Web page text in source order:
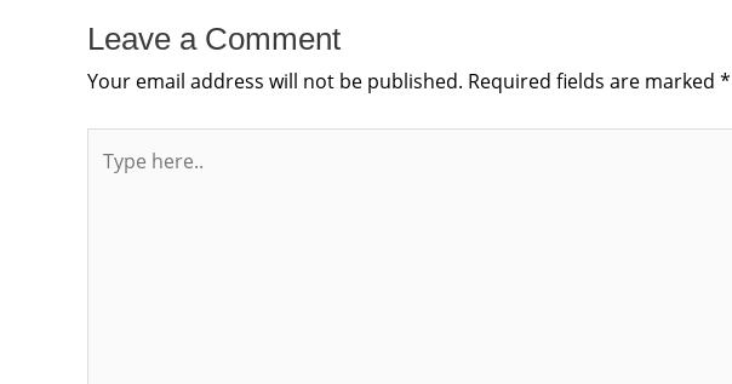
Leave a Comment
Your email address will not be published. Required fields are marked *
here..